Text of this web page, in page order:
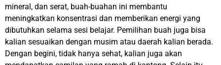
mineral, dan serat, buah-buahan ini membantu
meningkatkan konsentrasi dan memberikan energi yang
dibutuhkan selama sesi belajar. Pemilihan buah juga bisa
kalian sesuaikan dengan musim atau daerah kalian berada.
Dengan begini, tidak hanya sehat, kalian juga akan